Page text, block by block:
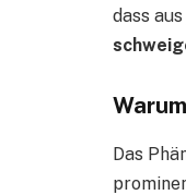
dass
Das